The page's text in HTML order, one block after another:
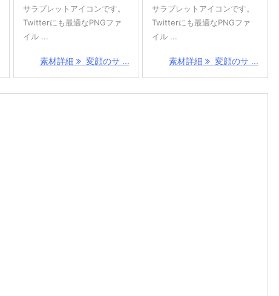
サラブレットアイコンです。
Twitterにも最適なPNGファ
イル ...
素材詳細 変顔のサ ...
サラブレットアイコンです。
Twitterにも最適なPNGファ
イル ...
素材詳細 変顔のサ ...